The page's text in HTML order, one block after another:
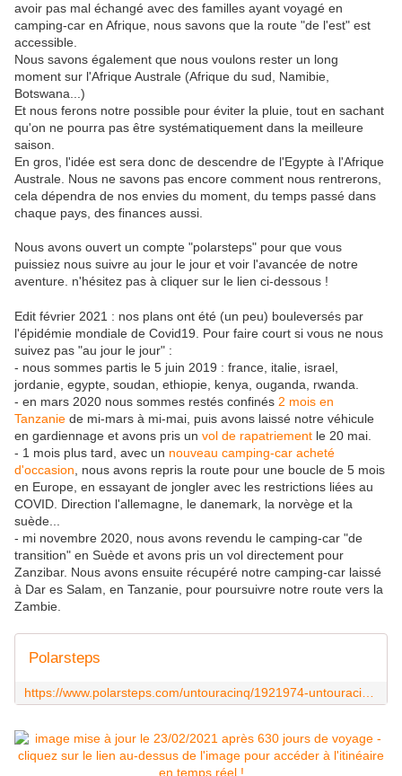
avoir pas mal échangé avec des familles ayant voyagé en
camping-car en Afrique, nous savons que la route "de l'est" est
accessible.
Nous savons également que nous voulons rester un long
moment sur l'Afrique Australe (Afrique du sud, Namibie,
Botswana...)
Et nous ferons notre possible pour éviter la pluie, tout en sachant
qu'on ne pourra pas être systématiquement dans la meilleure
saison.
En gros, l'idée est sera donc de descendre de l'Egypte à l'Afrique
Australe. Nous ne savons pas encore comment nous rentrerons,
cela dépendra de nos envies du moment, du temps passé dans
chaque pays, des finances aussi.
Nous avons ouvert un compte "polarsteps" pour que vous
puissiez nous suivre au jour le jour et voir l'avancée de notre
aventure. n'hésitez pas à cliquer sur le lien ci-dessous !
Edit février 2021 : nos plans ont été (un peu) bouleversés par
l'épidémie mondiale de Covid19. Pour faire court si vous ne nous
suivez pas "au jour le jour" :
- nous sommes partis le 5 juin 2019 : france, italie, israel,
jordanie, egypte, soudan, ethiopie, kenya, ouganda, rwanda.
- en mars 2020 nous sommes restés confinés 2 mois en
Tanzanie de mi-mars à mi-mai, puis avons laissé notre véhicule
en gardiennage et avons pris un vol de rapatriement le 20 mai.
- 1 mois plus tard, avec un nouveau camping-car acheté
d'occasion , nous avons repris la route pour une boucle de 5 mois
en Europe, en essayant de jongler avec les restrictions liées au
COVID. Direction l'allemagne, le danemark, la norvège et la
suède...
- mi novembre 2020, nous avons revendu le camping-car "de
transition" en Suède et avons pris un vol directement pour
Zanzibar. Nous avons ensuite récupéré notre camping-car laissé
à Dar es Salam, en Tanzanie, pour poursuivre notre route vers la
Zambie.
Polarsteps